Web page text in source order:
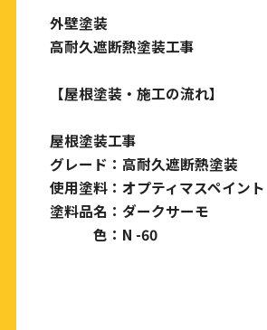
外壁塗装
高耐久遮断熱塗装工事
【屋根塗装・施工の流れ】
屋根塗装工事
グレード：高耐久遮断熱塗装
使用塗料：オプティマスペイント
塗料品名：ダークサーモ
色：N -60